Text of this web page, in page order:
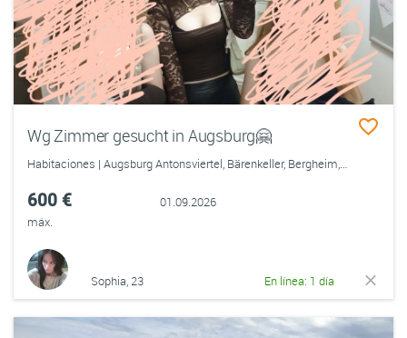
Wg Zimmer gesucht in Augsburg🤗
Habitaciones | Augsburg Antonsviertel, Bärenkeller, Bergheim, Firnhaberau, Göggingen, Hammerschmiede, Haunstetten, Herrenbach, Hochfeld, Hochzoll, Innenstadt, Inningen, Kriegshaber, Lechhausen, Oberhausen, Pfersee, Siebenbrunn, Spickel, Universitätsviertel
600 €
máx.
01.09.2026
Sophia, 23 En línea: 1 día